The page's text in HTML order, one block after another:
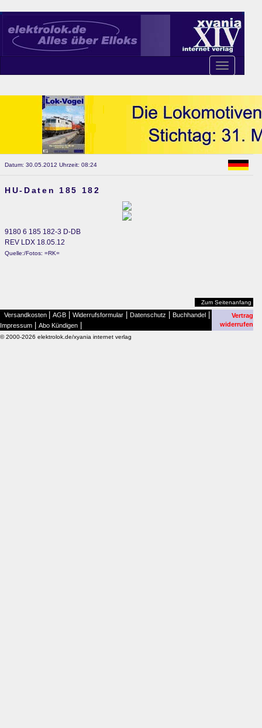
Toggle
navigation
Datum: 30.05.2012 Uhrzeit: 08:24
HU-Daten 185 182
9180 6 185 182-3 D-DB
REV LDX 18.05.12
Quelle:/Fotos: =RK=
Zum Seitenanfang
Versandkosten AGB Widerrufsformular Datenschutz Buchhandel
Impressum Abo Kündigen
Vertrag
widerrufen
© 2000-2026 elektrolok.de/xyania internet verlag